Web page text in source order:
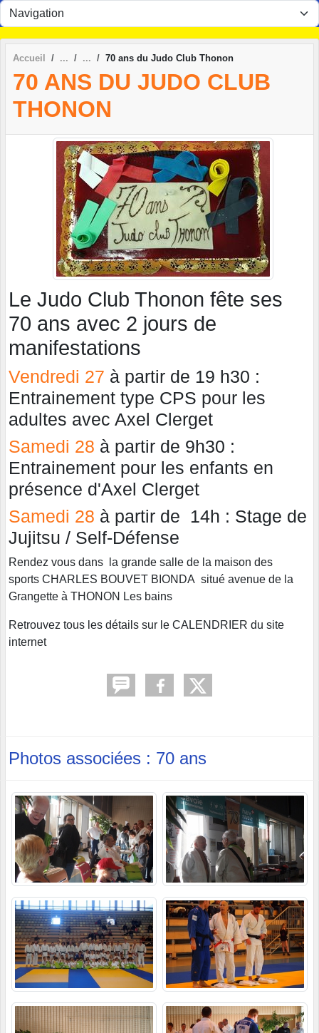
Accueil 70 ans du Judo Club Thonon
70 ANS DU JUDO CLUB
THONON
Le Judo Club Thonon fête ses
70 ans avec 2 jours de
manifestations
Vendredi 27 à partir de 19 h30 :
Entrainement type CPS pour les
adultes avec Axel Clerget
Samedi 28 à partir de 9h30 :
Entrainement pour les enfants en
présence d'Axel Clerget
Samedi 28 à partir de 14h : Stage de
Jujitsu / Self-Défense
Rendez vous dans la grande salle de la maison des
sports CHARLES BOUVET BIONDA situé avenue de la
Grangette à THONON Les bains
Retrouvez tous les détails sur le CALENDRIER du site
internet
Photos associées : 70 ans
Panneau de gestion des cookies